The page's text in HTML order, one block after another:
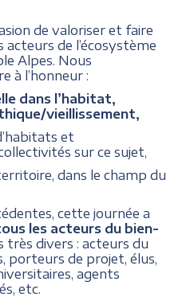
de valoriser et faire
de l’écosystème
Alpes. Nous
à l’honneur :
dans l’habitat,
vieillissement,
et
sur ce sujet,
dans le champ du
cette journée a
les acteurs du bien-
très divers : acteurs du
porteurs de projet, élus,
agents
etc.